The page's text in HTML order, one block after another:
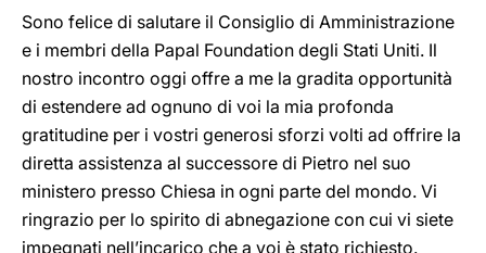
Sono felice di salutare il Consiglio di Amministrazione
e i membri della Papal Foundation degli Stati Uniti. Il
nostro incontro oggi offre a me la gradita opportunità
di estendere ad ognuno di voi la mia profonda
gratitudine per i vostri generosi sforzi volti ad offrire la
diretta assistenza al successore di Pietro nel suo
ministero presso Chiesa in ogni parte del mondo. Vi
ringrazio per lo spirito di abnegazione con cui vi siete
impegnati nell’incarico che a voi è stato richiesto.